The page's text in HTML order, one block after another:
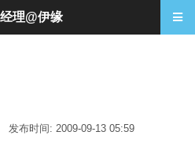
发布时间: 2009-09-13 05:59
理@伊缘